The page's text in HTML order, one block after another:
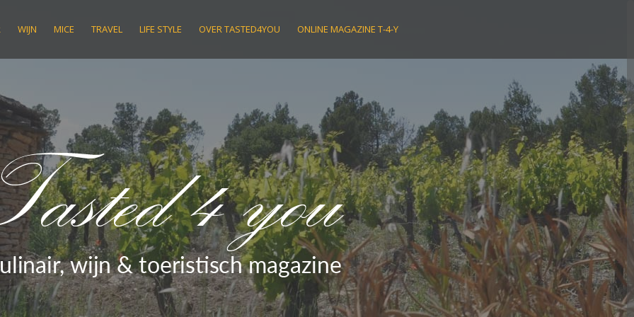
WIJN MICE TRAVEL LIFE STYLE OVER TASTED4YOU ONLINE MAGAZINE T-4-Y